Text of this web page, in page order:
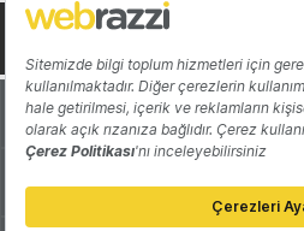
Hakkında
Katkıda Bulun